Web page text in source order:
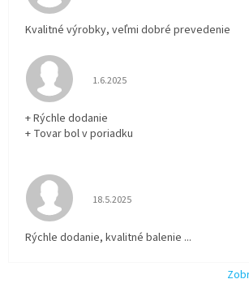
Kvalitné výrobky, veľmi dobré prevedenie
Hodnotenie obchodu je 5 z 5
1.6.2025
+ Rýchle dodanie
+ Tovar bol v poriadku
Hodnotenie obchodu je 5 z 5
18.5.2025
Rýchle dodanie, kvalitné balenie ...